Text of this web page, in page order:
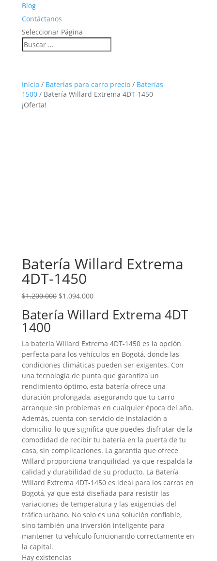
Blog
Contáctanos
Seleccionar Página
Inicio/ Baterías para carro precio/ Baterías
1500/ Batería Willard Extrema 4DT-1450
¡Oferta!
Batería Willard Extrema
4DT-1450
$1.200.000 El precio original era: $1.200.000.
$1.094.000El precio actual es: $1.094.000.
Batería Willard Extrema 4DT
1400
La batería Willard Extrema 4DT-1450 es la opción
perfecta para los vehículos en Bogotá, donde las
condiciones climáticas pueden ser exigentes. Con
una tecnología de punta que garantiza un
rendimiento óptimo, esta batería ofrece una
duración prolongada, asegurando que tu carro
arranque sin problemas en cualquier época del año.
Además, cuenta con servicio de instalación a
domicilio, lo que significa que puedes disfrutar de la
comodidad de recibir tu batería en la puerta de tu
casa, sin complicaciones. La garantía que ofrece
Willard proporciona tranquilidad, ya que respalda la
calidad y durabilidad de su producto. La Batería
Willard Extrema 4DT-1450 es ideal para los carros en
Bogotá, ya que está diseñada para resistir las
variaciones de temperatura y las exigencias del
tráfico urbano. No solo es una solución confiable,
sino también una inversión inteligente para
mantener tu vehículo funcionando correctamente en
la capital.
Hay existencias